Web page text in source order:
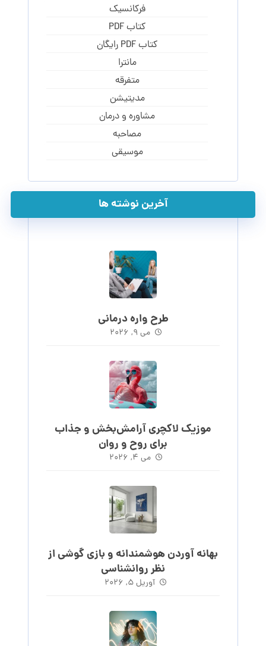
فرکانسیک
کتاب PDF
کتاب PDF رایگان
مانترا
متفرقه
مدیتیشن
مشاوره و درمان
مصاحبه
موسیقی
آخرین نوشته ها
طرح واره درمانی
می ۹, ۲۰۲۶
موزیک لاکچری آرامش‌بخش‌ و جذاب‌
برای روح و روان
می ۴, ۲۰۲۶
بهانه آوردن هوشمندانه و بازی گوشی از
نظر روانشناسی
آوریل ۵, ۲۰۲۶